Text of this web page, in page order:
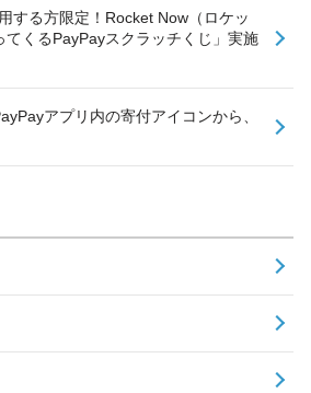
する方限定！Rocket Now（ロケッ
てくるPayPayスクラッチくじ」実施
アプリ内の寄付アイコンから、